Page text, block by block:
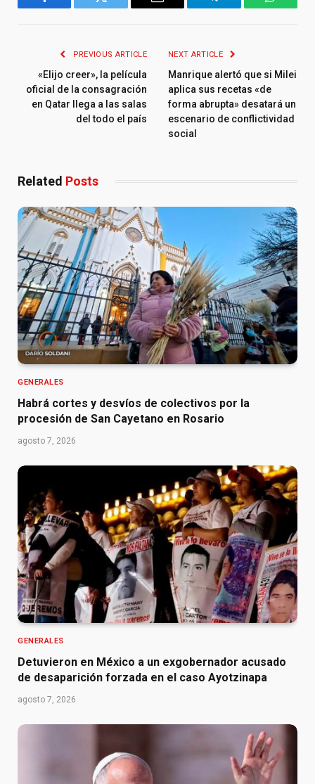
Facebook Twitter Email Telegram
PREVIOUS ARTICLE
«Elijo creer», la película
oficial de la consagración
en Qatar llega a las salas
del todo el país
NEXT ARTICLE
Manrique alertó que si Milei
aplica sus recetas «de
forma abrupta» desatará un
escenario de conflictividad
social
Related Posts
GENERALES
Habrá cortes y desvíos de colectivos por la
procesión de San Cayetano en Rosario
agosto 7, 2026
GENERALES
Detuvieron en México a un exgobernador acusado
de desaparición forzada en el caso Ayotzinapa
agosto 7, 2026